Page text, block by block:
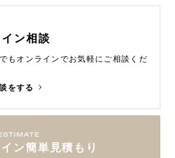
ン相談
もオンラインでお気軽にご相談くだ
をする
ン簡単見積もり